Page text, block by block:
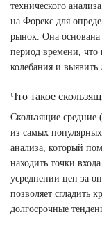
технического
на Форекс для
рынок. Она основана
период времени, что
колебания и
Что такое
Скользящие
из самых
анализа, который
находить точки
усреднении цен за
позволяет сгладить
долгосрочные